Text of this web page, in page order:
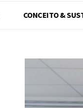
CONCEITO &